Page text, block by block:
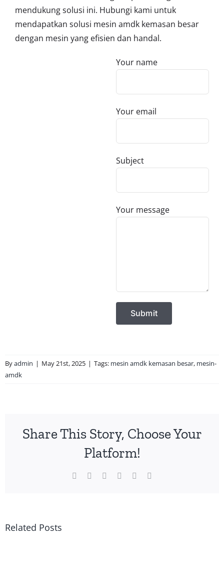
mendukung solusi ini. Hubungi kami untuk
mendapatkan solusi mesin amdk kemasan besar
dengan mesin yang efisien dan handal.
Your name
Your email
Subject
Your message
Byadmin | May 21st, 2025 | Tags: mesin amdk kemasan besar, mesin-
amdk
Share This Story, Choose Your
Platform!
Facebook WhatsAppPinterest
Related Posts